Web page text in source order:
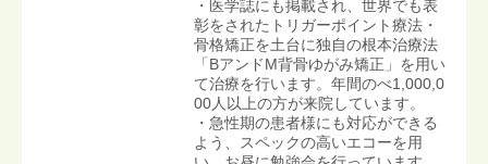
・医学誌にも掲載され、世界でも表
彰をされたトリガーポイント療法・
骨格矯正を土台に独自の根本治療法
「BアンドM背骨ゆがみ矯正」を用い
て治療を行います。年間のべ1,000,0
00人以上の方が来院しています。
・急性期の患者様にも対応ができる
よう、スペックの高いエコーを用